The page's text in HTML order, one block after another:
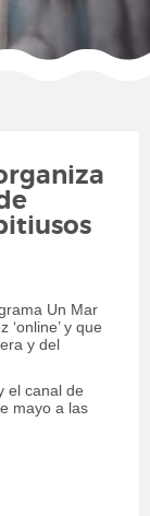
Un Mar
y que
y del
el canal de
mayo a las